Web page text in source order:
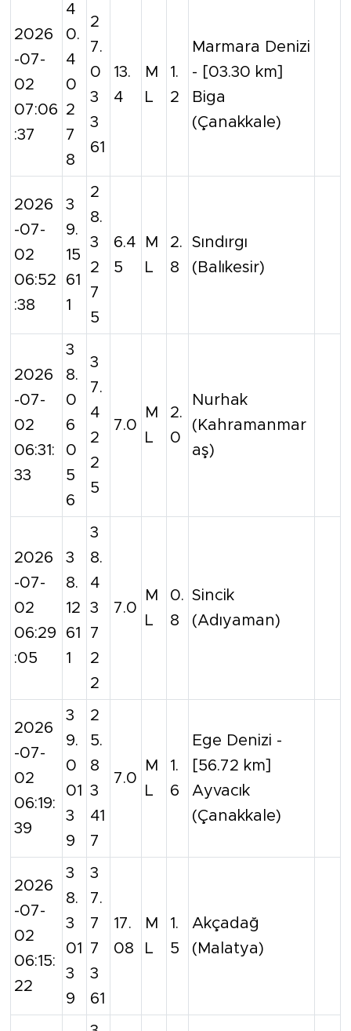
2026
-07-
02
07:06
:37
4
0.
4
0
2
7
8
2
7.
0
3
3
61
13.
4
M
L
1.
2
Marmara Denizi
- [03.30 km]
Biga
(Çanakkale)
2026
-07-
02
06:52
:38
3
9.
15
61
1
2
8.
3
2
7
5
6.4
5
M
L
2.
8
Sındırgı
(Balıkesir)
2026
-07-
02
06:31:
33
3
8.
0
6
0
5
6
3
7.
4
2
2
5
7.0
M
L
2.
0
Nurhak
(Kahramanmar
aş)
2026
-07-
02
06:29
:05
3
8.
12
61
1
3
8.
4
3
7
2
2
7.0
M
L
0.
8
Sincik
(Adıyaman)
2026
-07-
02
06:19:
39
3
9.
0
01
3
9
2
5.
8
3
41
7
7.0
M
L
1.
6
Ege Denizi -
[56.72 km]
Ayvacık
(Çanakkale)
2026
-07-
02
06:15:
22
3
8.
3
01
3
9
3
7.
7
7
3
61
17.
08
M
L
1.
5
Akçadağ
(Malatya)